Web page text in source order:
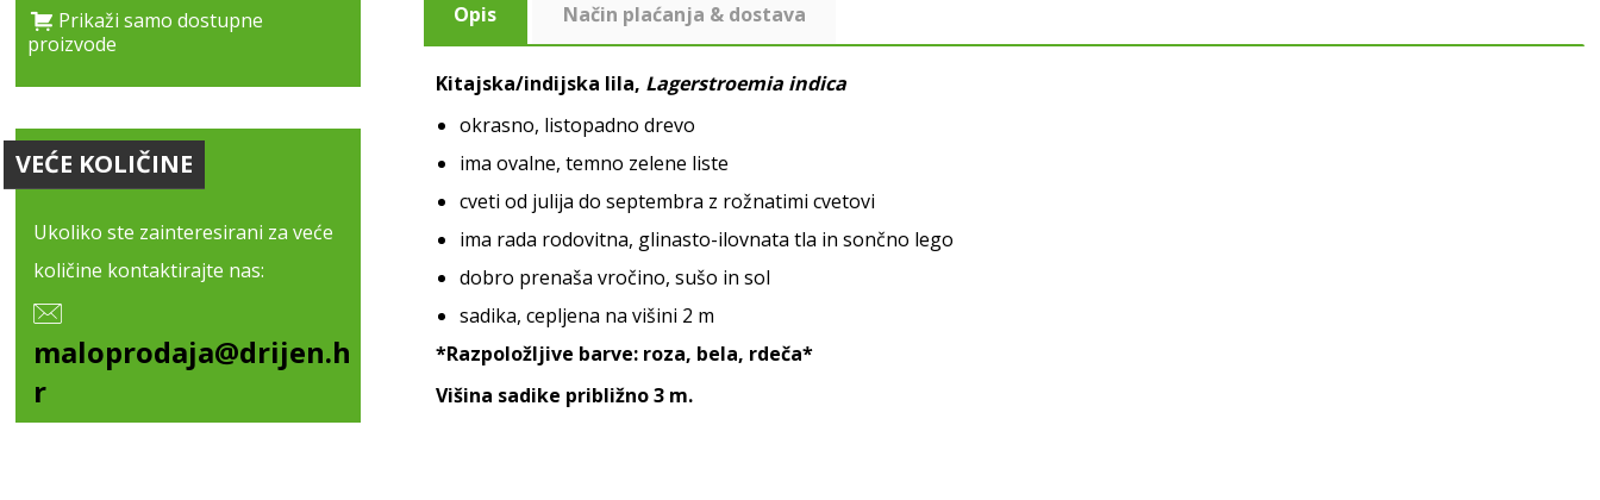
Opis Način plaćanja & dostava
Kitajska/indijska lila, Lagerstroemia indica
okrasno, listopadno drevo
ima ovalne, temno zelene liste
cveti od julija do septembra z rožnatimi cvetovi
ima rada rodovitna, glinasto-ilovnata tla in sončno lego
dobro prenaša vročino, sušo in sol
sadika, cepljena na višini 2 m
*Razpoložljive barve: roza, bela, rdeča*
Višina sadike približno 3 m.
Prikaži samo dostupne
proizvode
VEĆE KOLIČINE
Ukoliko ste zainteresirani za veće
količine kontaktirajte nas:
maloprodaja@drijen.h
r